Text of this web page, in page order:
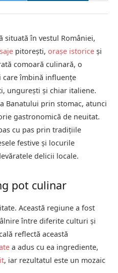
situată în vestul României,
pitorești, orașe istorice și
comoară culinară, o
îmbină influențe
ungurești și chiar italiene.
Banatului prin stomac, atunci
gastronomică de neuitat.
cu pas prin tradițiile
festive și locurile
delicii locale.
pot culinar
Această regiune a fost
între diferite culturi și
reflectă această
a adus cu ea ingrediente,
, iar rezultatul este un mozaic